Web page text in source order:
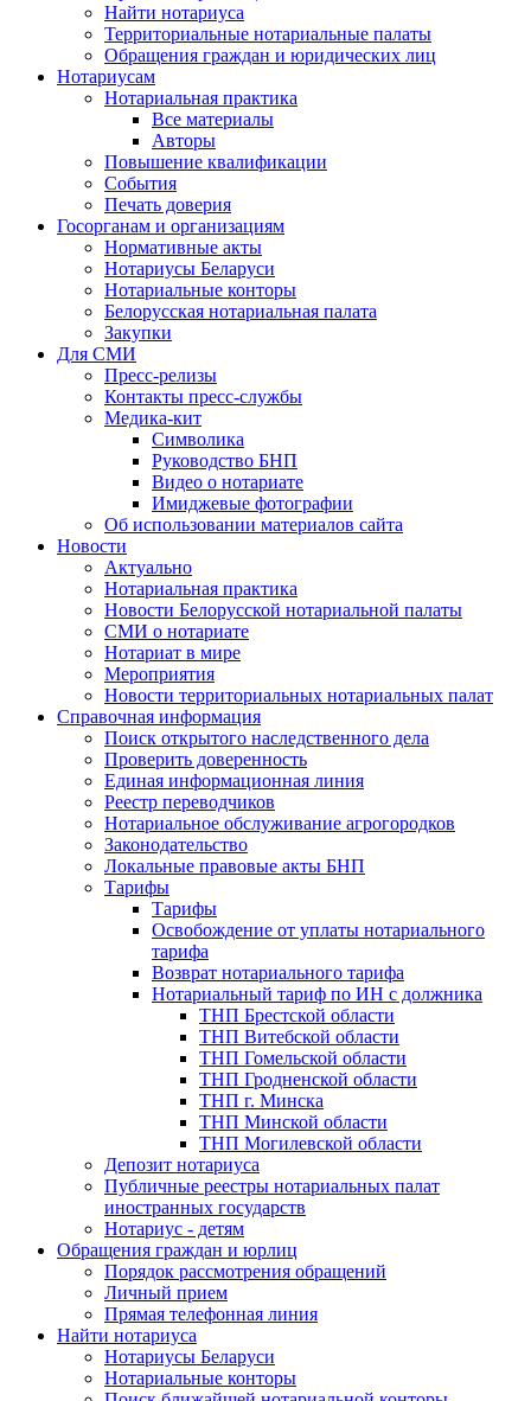
Найти нотариуса
Территориальные нотариальные палаты
Обращения граждан и юридических лиц
Нотариусам
Нотариальная практика
Все материалы
Авторы
Повышение квалификации
События
Печать доверия
Госорганам и организациям
Нормативные акты
Нотариусы Беларуси
Нотариальные конторы
Белорусская нотариальная палата
Закупки
Для СМИ
Пресс-релизы
Контакты пресс-службы
Медика-кит
Символика
Руководство БНП
Видео о нотариате
Имиджевые фотографии
Об использовании материалов сайта
Новости
Актуально
Нотариальная практика
Новости Белорусской нотариальной палаты
СМИ о нотариате
Нотариат в мире
Мероприятия
Новости территориальных нотариальных палат
Справочная информация
Поиск открытого наследственного дела
Проверить доверенность
Единая информационная линия
Реестр переводчиков
Нотариальное обслуживание агрогородков
Законодательство
Локальные правовые акты БНП
Тарифы
Тарифы
Освобождение от уплаты нотариального
тарифа
Возврат нотариального тарифа
Нотариальный тариф по ИН с должника
ТНП Брестской области
ТНП Витебской области
ТНП Гомельской области
ТНП Гродненской области
ТНП г. Минска
ТНП Минской области
ТНП Могилевской области
Депозит нотариуса
Публичные реестры нотариальных палат
иностранных государств
Нотариус - детям
Обращения граждан и юрлиц
Порядок рассмотрения обращений
Личный прием
Прямая телефонная линия
Найти нотариуса
Нотариусы Беларуси
Нотариальные конторы